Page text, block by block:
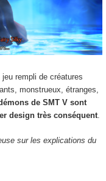
rempli de créatures
monstrueux, étranges,
de SMT V sont
design très conséquent.
sur les explications du